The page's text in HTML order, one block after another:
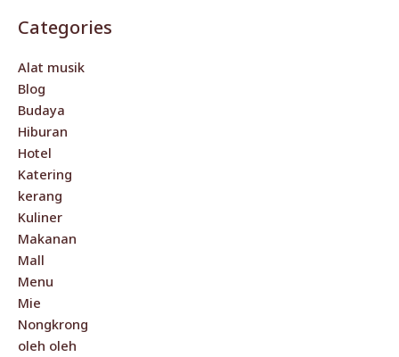
Categories
Alat musik
Blog
Budaya
Hiburan
Hotel
Katering
kerang
Kuliner
Makanan
Mall
Menu
Mie
Nongkrong
oleh oleh